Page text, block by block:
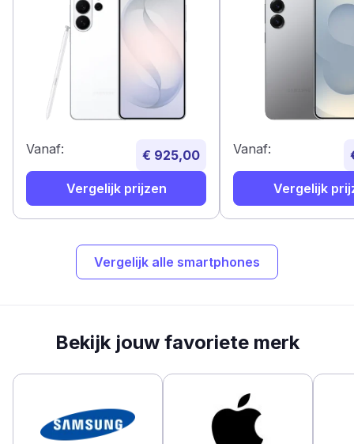
Vanaf: € 925,00
Vergelijk prijzen
Vanaf:
Vergelijk
Vergelijk alle smartphones
Bekijk jouw favoriete merk